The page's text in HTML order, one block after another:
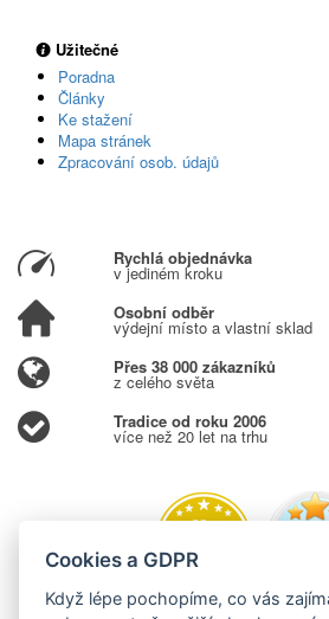
Užitečné
Poradna
Články
Ke stažení
Mapa stránek
Zpracování osob. údajů
Rychlá objednávka
v jediném kroku
Osobní odběr
výdejní místo a vlastní sklad
Přes 38 000 zákazníků
z celého světa
Tradice od roku 2006
více než 20 let na trhu
Cookies a GDPR
Když lépe pochopíme, co vás